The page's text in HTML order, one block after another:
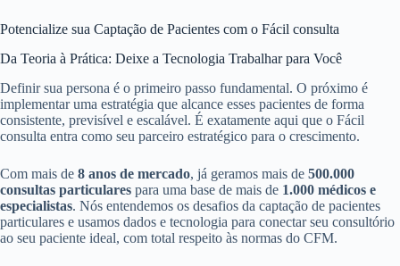
Potencialize sua Captação de Pacientes com o Fácil consulta
Da Teoria à Prática: Deixe a Tecnologia Trabalhar para Você
Definir sua persona é o primeiro passo fundamental. O próximo é
implementar uma estratégia que alcance esses pacientes de forma
consistente, previsível e escalável. É exatamente aqui que o Fácil
consulta entra como seu parceiro estratégico para o crescimento.
Com mais de 8 anos de mercado, já geramos mais de 500.000
consultas particulares para uma base de mais de 1.000 médicos e
especialistas. Nós entendemos os desafios da captação de pacientes
particulares e usamos dados e tecnologia para conectar seu consultório
ao seu paciente ideal, com total respeito às normas do CFM.